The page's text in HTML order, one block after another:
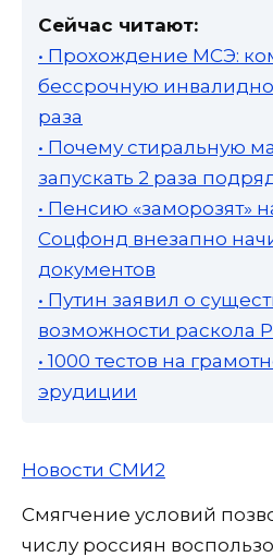
Сейчас читают:
• Прохождение МСЭ:
бессрочную
раза
• Почему стиральную
запускать 2 раза
• Пенсию «заморозят»
Соцфонд внезапно
документов
• Путин заявил о
возможности раскола
• 1000 тестов на
эрудиции
Новости СМИ2
Смягчение условий
числу россиян